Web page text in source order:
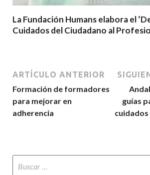
La Fundación Humans elabora el
Cuidados del Ciudadano al
ARTÍCULO ANTERIOR
Formación de formadores
para mejorar en
adherencia
guías
cuidados